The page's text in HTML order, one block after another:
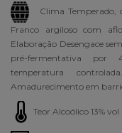
Clima Temperado,
Franco argiloso com
Elaboração Desengace
pré-fermentativa por
temperatura
Amadurecimento em
Teor Alcoólico 13% vol